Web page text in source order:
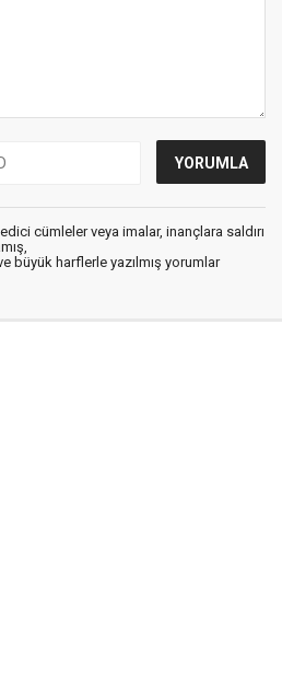
cümleler veya imalar, inançlara saldırı
büyük harflerle yazılmış yorumlar